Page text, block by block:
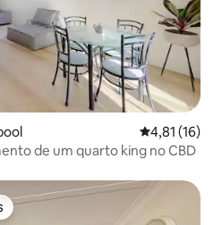
4,81 de uma
4,81 (16)
de um quarto king no CBD
dos hóspedes